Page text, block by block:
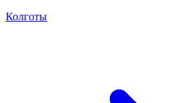
Колготы